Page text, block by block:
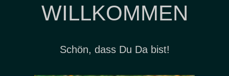
WILLKOMMEN
Schön, dass Du Da bist!